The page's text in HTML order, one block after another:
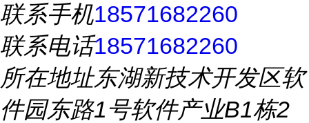
联系手机18571682260
联系电话18571682260
所在地址东湖新技术开发区软
件园东路1号软件产业B1栋2